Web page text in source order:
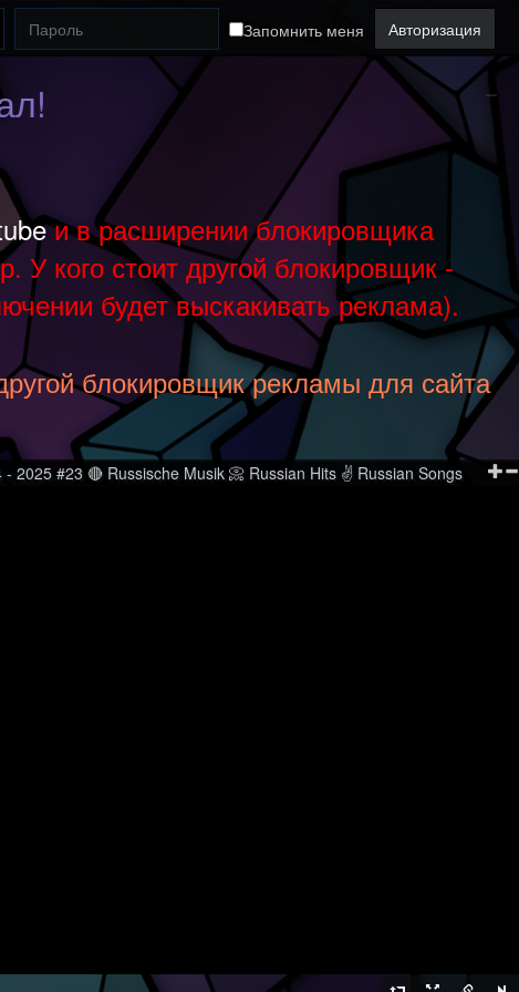
Запомнить меня Авторизация
и в расширении блокировщика
У кого стоит другой блокировщик -
будет выскакивать реклама).
блокировщик рекламы для сайта
2025 #23 🔴 Russische Musik 📀 Russian Hits ✌ Russian Songs